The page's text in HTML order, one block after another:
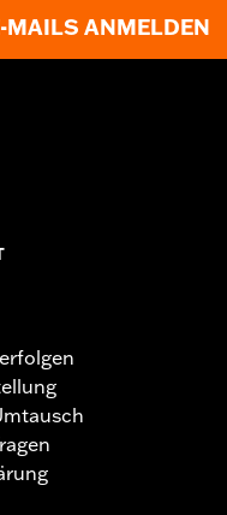
MAILS ANMELDEN